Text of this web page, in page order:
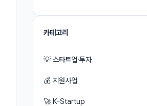
카테고리
💡 스타트업·투자
💰 지원사업
🚀 K-Startup